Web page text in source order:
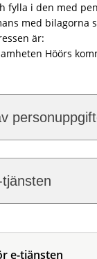
fylla i den med
med bilagorna
är:
Höörs
e-tjänsten